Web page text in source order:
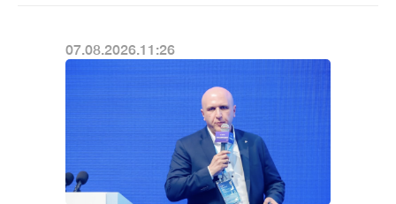
07.08.2026.11:26